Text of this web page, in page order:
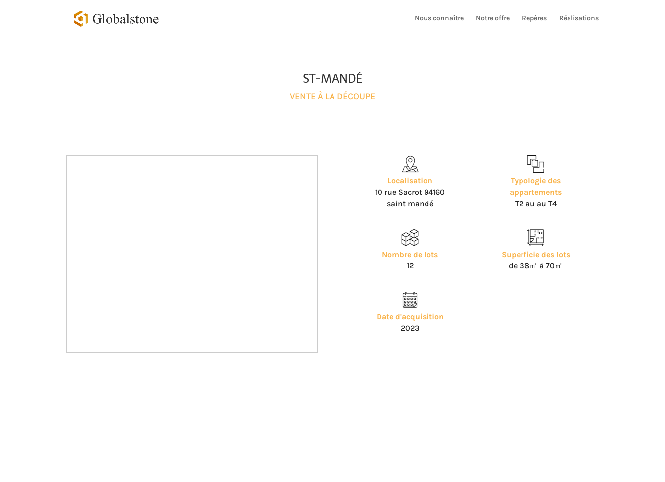
Nous connaître Notre offre Repères Réalisations
ST-MANDÉ
VENTE À LA DÉCOUPE
Localisation
10 rue Sacrot 94160
saint mandé
Typologie des
appartements
T2 au au T4
Nombre de lots
12
Superficie des lots
de 38㎡ à 70㎡
Date d'acquisition
2023